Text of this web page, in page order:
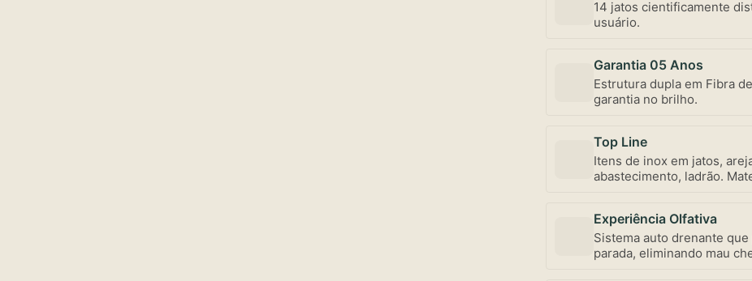
14 jatos cientificamente
usuário.
Garantia 05 Anos
Estrutura dupla em Fibra
garantia no brilho.
Top Line
Itens de inox em jatos,
abastecimento, ladrão.
Experiência Olfativa
Sistema auto drenante
parada, eliminando mau